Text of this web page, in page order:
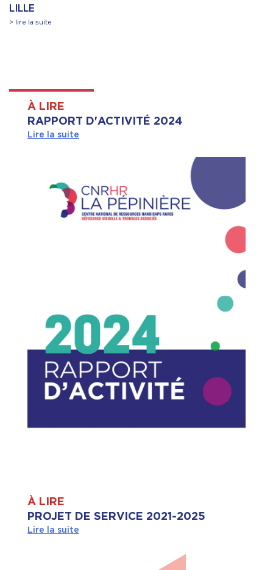
LILLE
> lire la suite
À LIRE
RAPPORT D'ACTIVITÉ 2024
Lire la suite
À LIRE
PROJET DE SERVICE 2021-2025
Lire la suite